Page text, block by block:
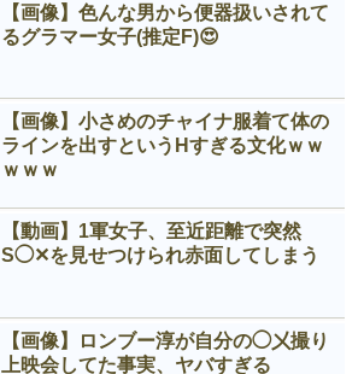
【画像】色んな男から便器扱いされて
るグラマー女子(推定F)😍
【画像】小さめのチャイナ服着て体の
ラインを出すというНすぎる文化ｗｗ
ｗｗｗ
【動画】1軍女子、至近距離で突然
S◯✕を見せつけられ赤面してしまう
【画像】ロンブー淳が自分の◯㐅撮り
上映会してた事実、ヤバすぎる